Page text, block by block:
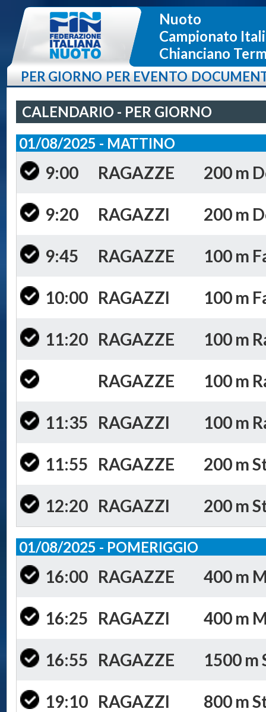
Nuoto
Campionato
Chianciano
PER GIORNO PER EVENTO
CALENDARIO - PER GIORNO
01/08/2025 - MATTINO
9:00 RAGAZZE 200 m
9:20 RAGAZZI 200 m
9:45 RAGAZZE 100 m
10:00 RAGAZZI 100 m
11:20 RAGAZZE 100 m
RAGAZZE 100 m
11:35 RAGAZZI 100 m
11:55 RAGAZZE 200 m
12:20 RAGAZZI 200 m
01/08/2025 - POMERIGGIO
16:00 RAGAZZE 400 m
16:25 RAGAZZI 400 m
16:55 RAGAZZE 1500 m
19:10 RAGAZZI 800 m